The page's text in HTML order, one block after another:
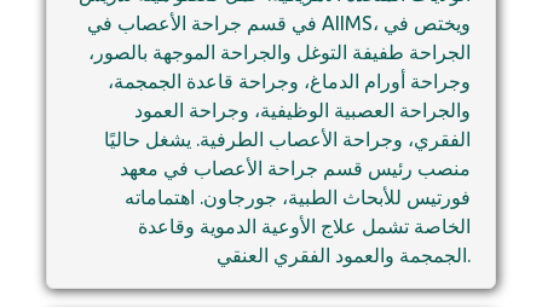
في قسم جراحة الأعصاب في AIIMS، ويختص في
الجراحة طفيفة التوغل والجراحة الموجهة بالصور،
وجراحة أورام الدماغ، وجراحة قاعدة الجمجمة،
والجراحة العصبية الوظيفية، وجراحة العمود
الفقري، وجراحة الأعصاب الطرفية. يشغل حاليًا
منصب رئيس قسم جراحة الأعصاب في معهد
فورتيس للأبحاث الطبية، جورجاون. اهتماماته
الخاصة تشمل علاج الأوعية الدموية وقاعدة
الجمجمة والعمود الفقري العنقي.